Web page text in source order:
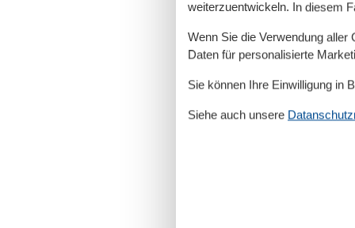
weiterzuentwickeln. In diesem
Wenn Sie die Verwendung
Daten für personalisierte
Sie können Ihre Einwilligung in
Siehe auch unsere